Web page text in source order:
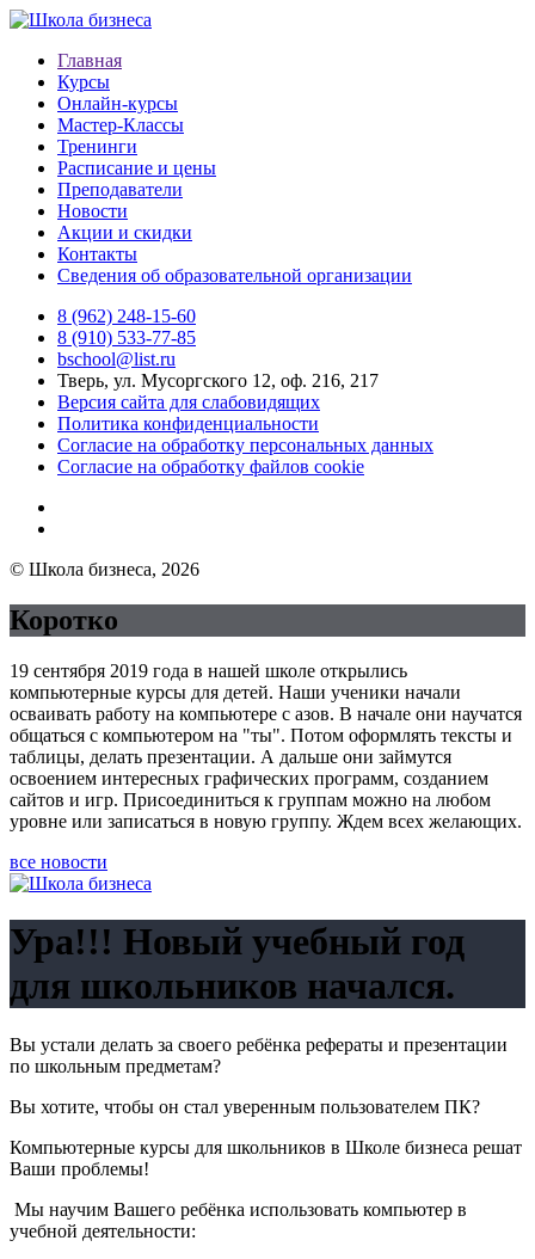
Главная
Курсы
Онлайн-курсы
Мастер-Классы
Тренинги
Расписание и цены
Преподаватели
Новости
Акции и скидки
Контакты
Сведения об образовательной организации
8 (962) 248-15-60
8 (910) 533-77-85
bschool@list.ru
Тверь, ул. Мусоргского 12, оф. 216, 217
Версия сайта для слабовидящих
Политика конфиденциальности
Согласие на обработку персональных данных
Согласие на обработку файлов cookie
© Школа бизнеса, 2026
Коротко
19 сентября 2019 года в нашей школе открылись
компьютерные курсы для детей. Наши ученики начали
осваивать работу на компьютере с азов. В начале они научатся
общаться с компьютером на "ты". Потом оформлять тексты и
таблицы, делать презентации. А дальше они займутся
освоением интересных графических программ, созданием
сайтов и игр. Присоединиться к группам можно на любом
уровне или записаться в новую группу. Ждем всех желающих.
все новости
Ура!!! Новый учебный год
для школьников начался.
Вы устали делать за своего ребёнка рефераты и презентации
по школьным предметам?
Вы хотите, чтобы он стал уверенным пользователем ПК?
Компьютерные курсы для школьников в Школе бизнеса решат
Ваши проблемы!
Мы научим Вашего ребёнка использовать компьютер в
учебной деятельности: